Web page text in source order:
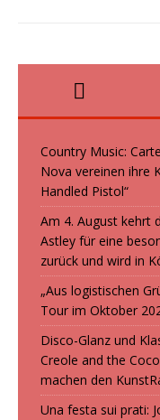
Country Music:
Nova vereinen ihre
Handled Pistol“
Am 4. August kehrt
Astley für eine
zurück und wird in
„Aus logistischen
Tour im Oktober
Disco-Glanz und
Creole and the
machen den
Una festa sui prati: